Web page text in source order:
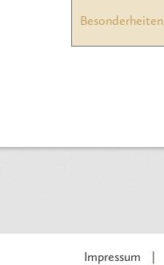
Besonderheiten
Impressum